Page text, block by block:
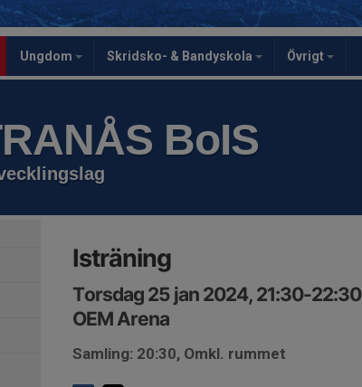
Ungdom Skridsko- & Bandyskola Övrigt
BoIS
Isträning
Torsdag 25 jan 2024, 21:30-22:30
OEM Arena
Samling: 20:30, Omkl. rummet